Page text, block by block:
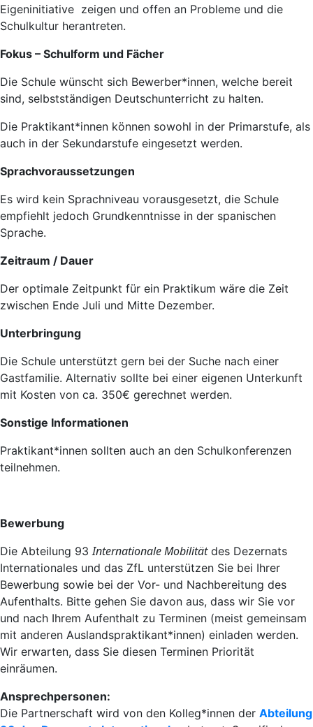
Eigeninitiative zeigen und offen an Probleme und die
Schulkultur herantreten.
Fokus – Schulform und Fächer
Die Schule wünscht sich Bewerber*innen, welche bereit
sind, selbstständigen Deutschunterricht zu halten.
Die Praktikant*innen können sowohl in der Primarstufe, als
auch in der Sekundarstufe eingesetzt werden.
Sprachvoraussetzungen
Es wird kein Sprachniveau vorausgesetzt, die Schule
empfiehlt jedoch Grundkenntnisse in der spanischen
Sprache.
Zeitraum / Dauer
Der optimale Zeitpunkt für ein Praktikum wäre die Zeit
zwischen Ende Juli und Mitte Dezember.
Unterbringung
Die Schule unterstützt gern bei der Suche nach einer
Gastfamilie. Alternativ sollte bei einer eigenen Unterkunft
mit Kosten von ca. 350€ gerechnet werden.
Sonstige Informationen
Praktikant*innen sollten auch an den Schulkonferenzen
teilnehmen.
Bewerbung
Die Abteilung 93 Internationale Mobilitätdes Dezernats
Internationales und das ZfL unterstützen Sie bei Ihrer
Bewerbung sowie bei der Vor- und Nachbereitung des
Aufenthalts. Bitte gehen Sie davon aus, dass wir Sie vor
und nach Ihrem Aufenthalt zu Terminen (meist gemeinsam
mit anderen Auslandspraktikant*innen) einladen werden.
Wir erwarten, dass Sie diesen Terminen Priorität
einräumen.
Ansprechpersonen:
Die Partnerschaft wird von den Kolleg*innen der Abteilung